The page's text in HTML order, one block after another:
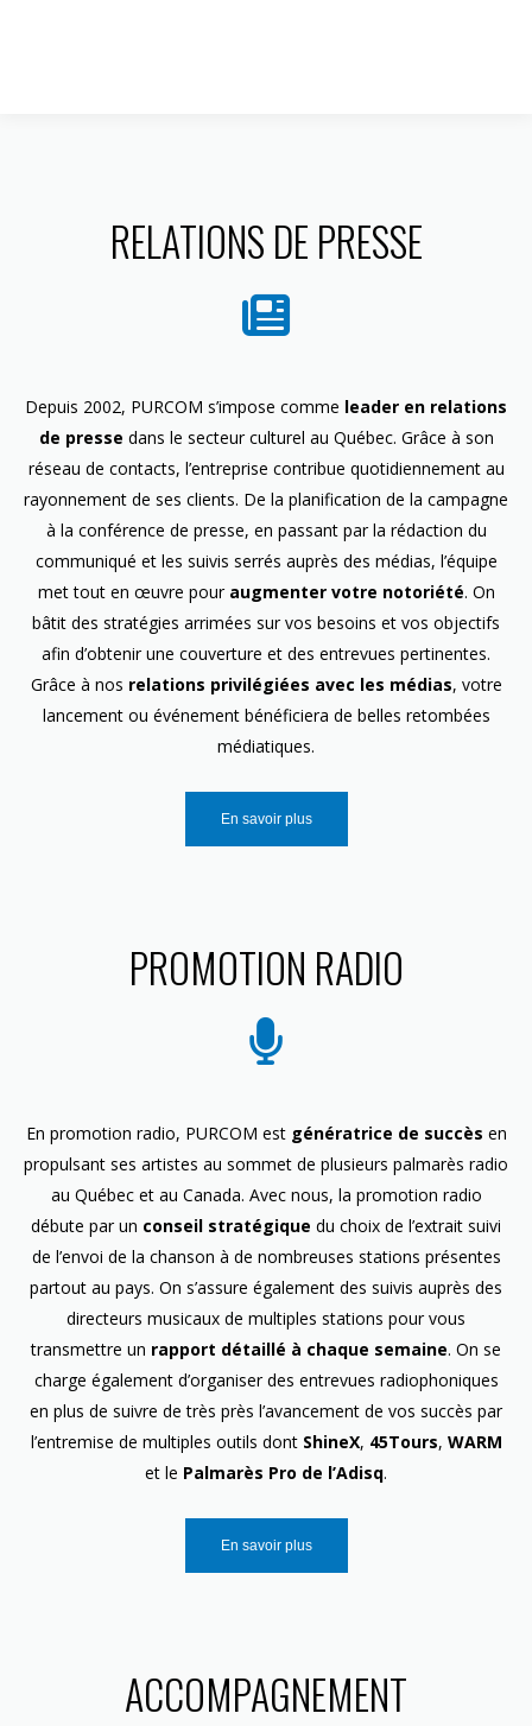
RELATIONS DE PRESSE
Depuis 2002, PURCOM s’impose comme leader en relations
de presse dans le secteur culturel au Québec. Grâce à son
réseau de contacts, l’entreprise contribue quotidiennement au
rayonnement de ses clients. De la planification de la campagne
à la conférence de presse, en passant par la rédaction du
communiqué et les suivis serrés auprès des médias, l’équipe
met tout en œuvre pour augmenter votre notoriété. On
bâtit des stratégies arrimées sur vos besoins et vos objectifs
afin d’obtenir une couverture et des entrevues pertinentes.
Grâce à nos relations privilégiées avec les médias, votre
lancement ou événement bénéficiera de belles retombées
médiatiques.
En savoir plus
PROMOTION RADIO
En promotion radio, PURCOM est génératrice de succès en
propulsant ses artistes au sommet de plusieurs palmarès radio
au Québec et au Canada. Avec nous, la promotion radio
débute par un conseil stratégique du choix de l’extrait suivi
de l’envoi de la chanson à de nombreuses stations présentes
partout au pays. On s’assure également des suivis auprès des
directeurs musicaux de multiples stations pour vous
transmettre un rapport détaillé à chaque semaine. On se
charge également d’organiser des entrevues radiophoniques
en plus de suivre de très près l’avancement de vos succès par
l’entremise de multiples outils dont ShineX, 45Tours, WARM
et le Palmarès Pro de l’Adisq.
En savoir plus
ACCOMPAGNEMENT